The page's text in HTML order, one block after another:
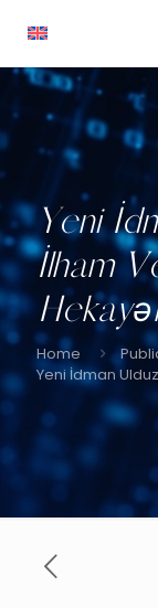
Yeni
İlham
Home
Yeni İdman